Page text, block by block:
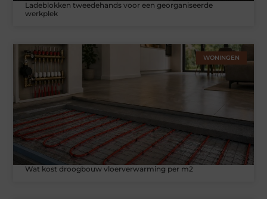
Ladeblokken tweedehands voor een georganiseerde
werkplek
WONINGEN
Wat kost droogbouw vloerverwarming per m2